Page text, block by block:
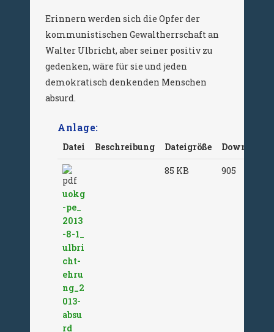
Erinnern werden sich die Opfer der
kommunistischen Gewaltherrschaft an
Walter Ulbricht, aber seiner positiv zu
gedenken, wäre für sie und jeden
demokratisch denkenden Menschen
absurd.
Anlage:
Datei Beschreibung Dateigröße Downloads
uokg
-pe_
2013
-8-1_
ulbri
cht-
ehru
ng_2
013-
absu
rd
85 KB 905